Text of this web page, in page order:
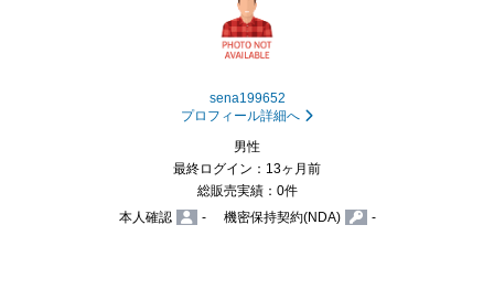
sena199652
プロフィール詳細へ
男性
最終ログイン：13ヶ月前
総販売実績：0件
本人確認
- 機密保持契約(NDA) -